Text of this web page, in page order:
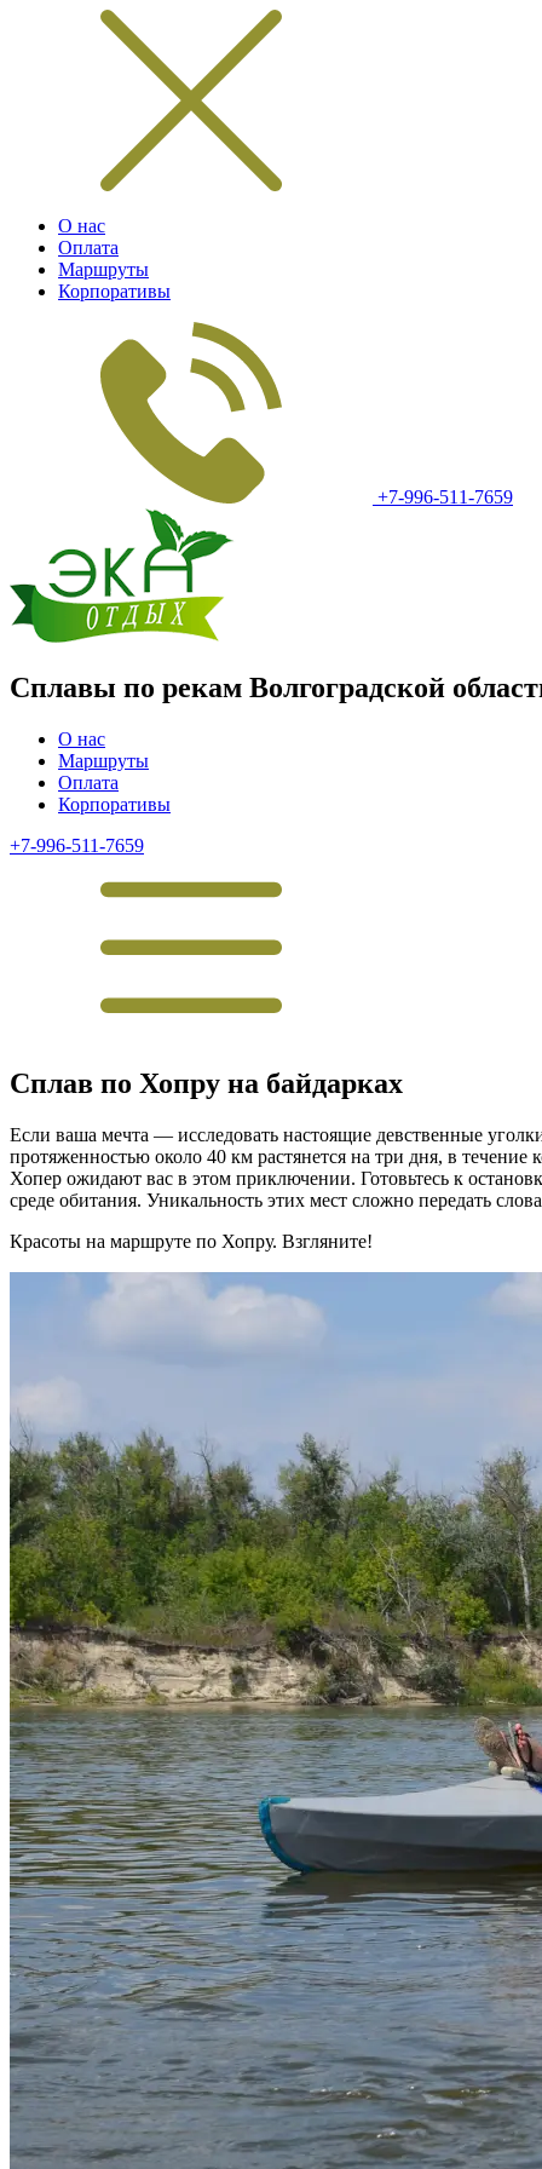
О нас
Оплата
Маршруты
Корпоративы
+7-996-511-7659
Сплавы по рекам Волгоградской
О нас
Маршруты
Оплата
Корпоративы
+7-996-511-7659
Сплав по Хопру на байдарках
Если ваша мечта — исследовать настоящие девственные
протяженностью около 40 км растянется на три дня, в
Хопер ожидают вас в этом приключении. Готовьтесь к
среде обитания. Уникальность этих мест сложно передать
Красоты на маршруте по Хопру. Взгляните!